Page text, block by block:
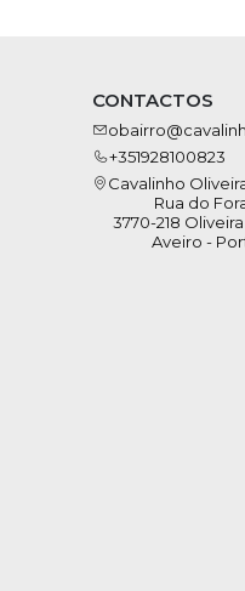
CONTACTOS
+351928100823
Cavalinho
Rua do
3770-218
Aveiro -